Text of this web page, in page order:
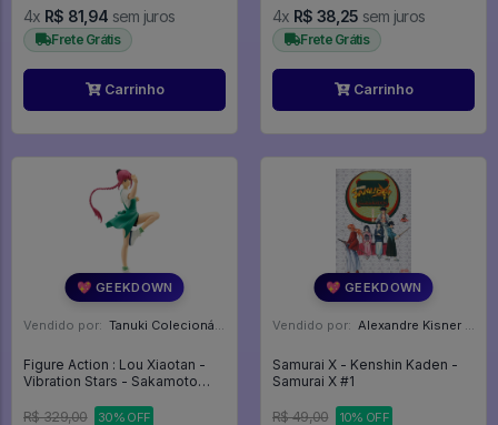
4x R$ 81,94 sem juros
Frete Grátis
Carrinho
4x R$ 38,25 sem juros
Frete Grátis
Carrinho
💖 GEEKDOWN
Vendido por: Tanuki Colecionáveis - SP
Figure Action : Lou Xiaotan -
Vibration Stars - Sakamoto
R$ 329,00
30% OFF
💖 GEEKDOWN
Vendido por: Alexandre Kisner - PR
Samurai X - Kenshin Kaden -
Samurai X #1
R$ 49,00 10% OFF